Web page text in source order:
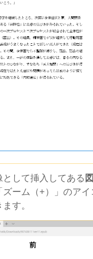
して挿入してある
ーム（+）」のアイ
す。